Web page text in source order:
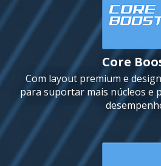
Core
Com layout premium e
para suportar mais núcleos e